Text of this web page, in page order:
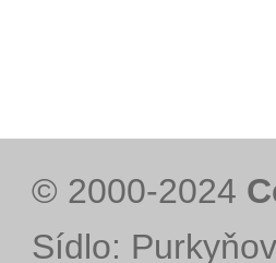
© 2000-2024
Sídlo: